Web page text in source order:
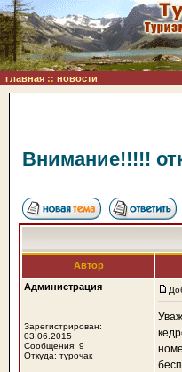
главная :: новости
Внимание!!!!!
Автор
Администрация
Зарегистрирован:
03.06.2015
Сообщения: 9
Откуда: турочак